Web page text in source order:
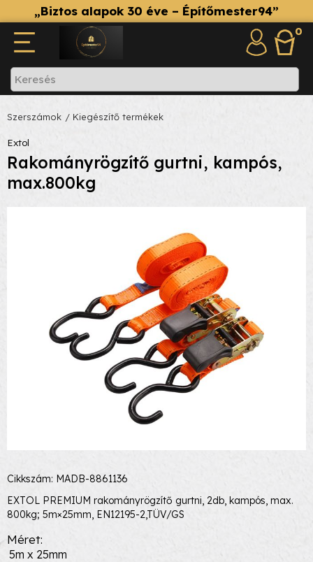
„Biztos alapok 30 éve – Építőmester94”
0
Szerszámok / Kiegészítő termékek
Extol
Rakományrögzítő gurtni, kampós,
max.800kg
Cikkszám: MADB-8861136
EXTOL PREMIUM rakományrögzítő gurtni, 2db, kampós, max.
800kg; 5m×25mm, EN12195-2,TÜV/GS
Méret
5m x 25mm